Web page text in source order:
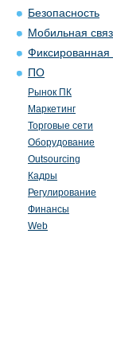
Безопасность
Мобильная
Фиксированная
ПО
Рынок ПК
Маркетинг
Торговые сети
Оборудование
Outsourcing
Кадры
Регулирование
Финансы
Web